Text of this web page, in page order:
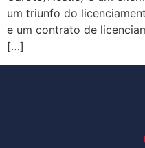
um triunfo do
e um contrato de
[…]